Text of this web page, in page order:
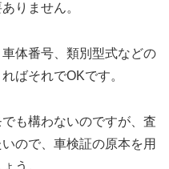
りません。
体番号、類別型式などの
ばそれでOKです。
も構わないのですが、査
ので、車検証の原本を用
う。